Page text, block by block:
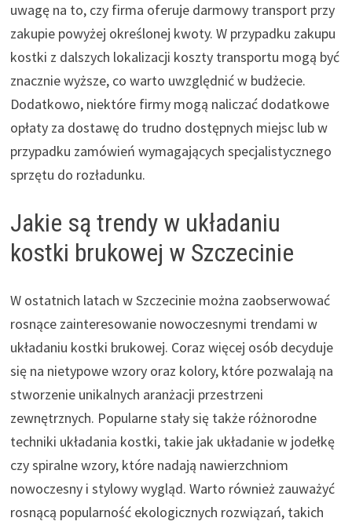
uwagę na to, czy firma oferuje darmowy transport przy
zakupie powyżej określonej kwoty. W przypadku zakupu
kostki z dalszych lokalizacji koszty transportu mogą być
znacznie wyższe, co warto uwzględnić w budżecie.
Dodatkowo, niektóre firmy mogą naliczać dodatkowe
opłaty za dostawę do trudno dostępnych miejsc lub w
przypadku zamówień wymagających specjalistycznego
sprzętu do rozładunku.
Jakie są trendy w układaniu
kostki brukowej w Szczecinie
W ostatnich latach w Szczecinie można zaobserwować
rosnące zainteresowanie nowoczesnymi trendami w
układaniu kostki brukowej. Coraz więcej osób decyduje
się na nietypowe wzory oraz kolory, które pozwalają na
stworzenie unikalnych aranżacji przestrzeni
zewnętrznych. Popularne stały się także różnorodne
techniki układania kostki, takie jak układanie w jodełkę
czy spiralne wzory, które nadają nawierzchniom
nowoczesny i stylowy wygląd. Warto również zauważyć
rosnącą popularność ekologicznych rozwiązań, takich